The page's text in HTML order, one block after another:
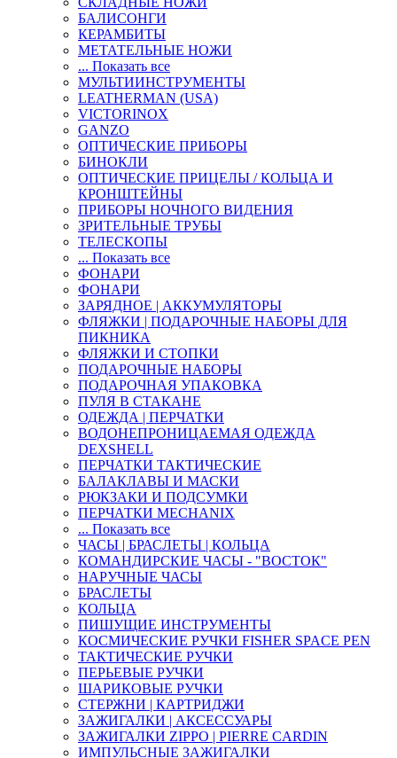
БАЛИСОНГИ
КЕРАМБИТЫ
МЕТАТЕЛЬНЫЕ НОЖИ
... Показать все
МУЛЬТИИНСТРУМЕНТЫ
LEATHERMAN (USA)
VICTORINOX
GANZO
ОПТИЧЕСКИЕ ПРИБОРЫ
БИНОКЛИ
ОПТИЧЕСКИЕ ПРИЦЕЛЫ / КОЛЬЦА И
КРОНШТЕЙНЫ
ПРИБОРЫ НОЧНОГО ВИДЕНИЯ
ЗРИТЕЛЬНЫЕ ТРУБЫ
ТЕЛЕСКОПЫ
... Показать все
ФОНАРИ
ФОНАРИ
ЗАРЯДНОЕ | АККУМУЛЯТОРЫ
ФЛЯЖКИ | ПОДАРОЧНЫЕ НАБОРЫ ДЛЯ
ПИКНИКА
ФЛЯЖКИ И СТОПКИ
ПОДАРОЧНЫЕ НАБОРЫ
ПОДАРОЧНАЯ УПАКОВКА
ПУЛЯ В СТАКАНЕ
ОДЕЖДА | ПЕРЧАТКИ
ВОДОНЕПРОНИЦАЕМАЯ ОДЕЖДА
DEXSHELL
ПЕРЧАТКИ ТАКТИЧЕСКИЕ
БАЛАКЛАВЫ И МАСКИ
РЮКЗАКИ И ПОДСУМКИ
ПЕРЧАТКИ MECHANIX
... Показать все
ЧАСЫ | БРАСЛЕТЫ | КОЛЬЦА
КОМАНДИРСКИЕ ЧАСЫ - "ВОСТОК"
НАРУЧНЫЕ ЧАСЫ
БРАСЛЕТЫ
КОЛЬЦА
ПИШУЩИЕ ИНСТРУМЕНТЫ
КОСМИЧЕСКИЕ РУЧКИ FISHER SPACE PEN
ТАКТИЧЕСКИЕ РУЧКИ
ПЕРЬЕВЫЕ РУЧКИ
ШАРИКОВЫЕ РУЧКИ
СТЕРЖНИ | КАРТРИДЖИ
ЗАЖИГАЛКИ | АКСЕССУАРЫ
ЗАЖИГАЛКИ ZIPPO | PIERRE CARDIN
ИМПУЛЬСНЫЕ ЗАЖИГАЛКИ